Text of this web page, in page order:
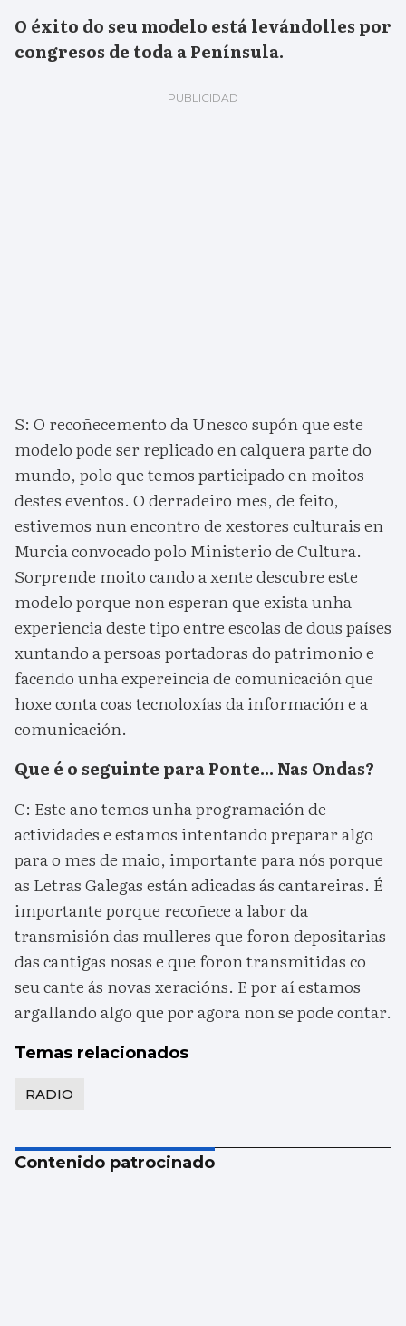
O éxito do seu modelo está levándolles por
congresos de toda a Península.
S: O recoñecemento da Unesco supón que este
modelo pode ser replicado en calquera parte do
mundo, polo que temos participado en moitos
destes eventos. O derradeiro mes, de feito,
estivemos nun encontro de xestores culturais en
Murcia convocado polo Ministerio de Cultura.
Sorprende moito cando a xente descubre este
modelo porque non esperan que exista unha
experiencia deste tipo entre escolas de dous países
xuntando a persoas portadoras do patrimonio e
facendo unha expereincia de comunicación que
hoxe conta coas tecnoloxías da información e a
comunicación.
Que é o seguinte para Ponte... Nas Ondas?
C: Este ano temos unha programación de
actividades e estamos intentando preparar algo
para o mes de maio, importante para nós porque
as Letras Galegas están adicadas ás cantareiras. É
importante porque recoñece a labor da
transmisión das mulleres que foron depositarias
das cantigas nosas e que foron transmitidas co
seu cante ás novas xeracións. E por aí estamos
argallando algo que por agora non se pode contar.
Temas relacionados
RADIO
Contenido patrocinado